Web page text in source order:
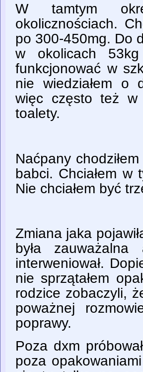
W tamtym
okolicznościach.
po 300-450mg. Do
w okolicach
funkcjonować w
nie wiedziałem o
więc często też w
toalety.
Naćpany
babci. Chciałem w
Nie chciałem być
Zmiana jaka
była
interweniował.
nie sprzątałem
rodzice zobaczyli,
poważnej
poprawy.
Poza dxm
poza